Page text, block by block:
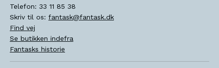
Telefon: 33 11 85 38
Skriv til os: fantask@fantask.dk
Find vej
Se butikken indefra
Fantasks historie